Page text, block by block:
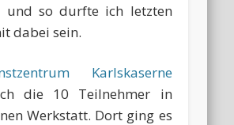
und so durfte ich letzten
dabei sein.
Karlskaserne
die 10 Teilnehmer in
Werkstatt. Dort ging es